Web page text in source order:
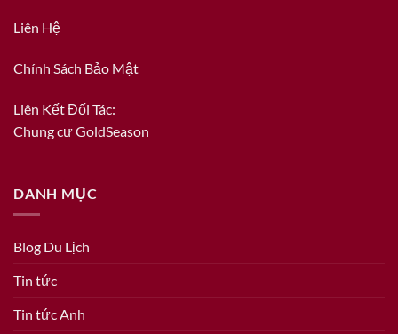
Liên Hệ
Chính Sách Bảo Mật
Liên Kết Đối Tác:
Chung cư GoldSeason
DANH MỤC
Blog Du Lịch
Tin tức
Tin tức Anh